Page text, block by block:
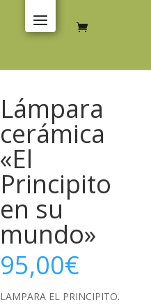
Lámpara
cerámica
«El
Principito
en su
mundo»
95,00€
LAMPARA EL PRINCIPITO.